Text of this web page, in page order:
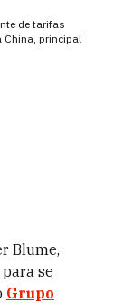
de tarifas
China, principal
Blume,
se
Grupo